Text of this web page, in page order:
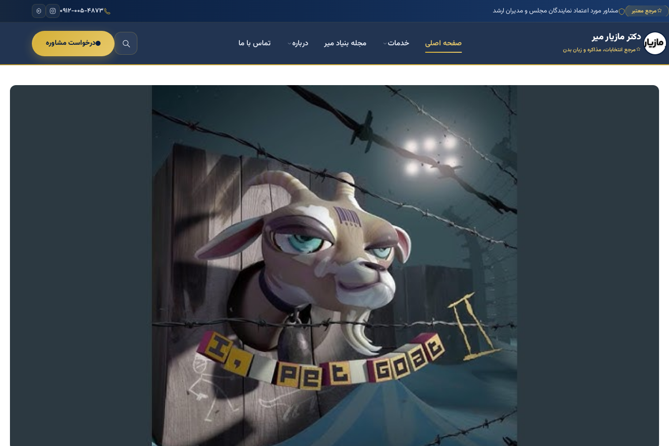
مرجع معتبر
مشاور مورد اعتماد نمایندگان مجلس و مدیران ارشد
منتور بیش از ۱۰۰۰ کسب‌وکار ایرانی ۰۹۱۲-۰۰۵-۴۸۷۳
دکتر مازیار میر
مرجع انتخابات، مذاکره و زبان بدن
صفحه اصلی خدمات مجله بنیاد میر درباره تماس با ما درخواست مشاوره